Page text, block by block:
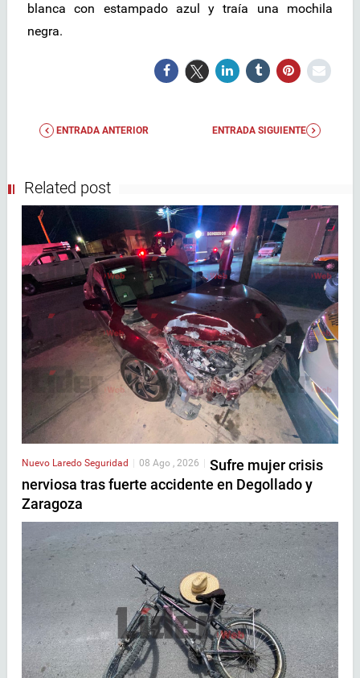
blanca con estampado azul y traía una mochila
negra.
ENTRADA ANTERIOR ENTRADA SIGUIENTE
Related post
Nuevo Laredo Seguridad | 08 Ago , 2026 | Sufre mujer crisis
nerviosa tras fuerte accidente en Degollado y
Zaragoza